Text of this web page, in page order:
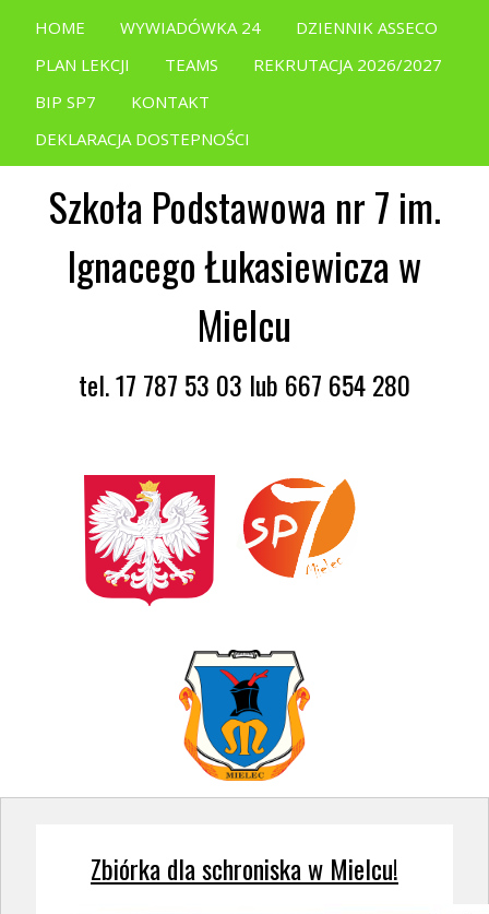
HOME WYWIADÓWKA 24
DZIENNIK ASSECO
PLAN LEKCJI
TEAMS
REKRUTACJA 2026/2027
BIP SP7
KONTAKT
DEKLARACJA DOSTEPNOŚCI
Szkoła Podstawowa nr 7 im.
Ignacego Łukasiewicza w
Mielcu
tel. 17 787 53 03 lub 667 654 280
Zbiórka dla schroniska w Mielcu!